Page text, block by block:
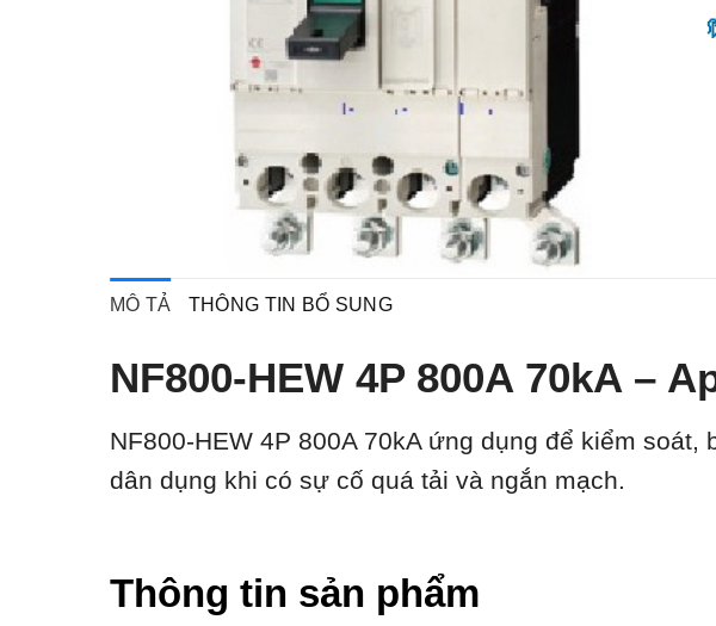
MÔ TẢ THÔNG TIN BỔ SUNG
NF800-HEW 4P 800A 70kA –
NF800-HEW 4P 800A 70kA ứng dụng để kiểm soát,
dân dụng khi có sự cố quá tải và ngắn mạch.
Thông tin sản phẩm